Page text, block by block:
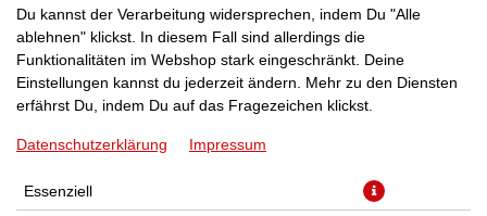
Du kannst der Verarbeitung widersprechen, indem Du "Alle
ablehnen" klickst. In diesem Fall sind allerdings die
Funktionalitäten im Webshop stark eingeschränkt. Deine
Einstellungen kannst du jederzeit ändern. Mehr zu den Diensten
erfährst Du, indem Du auf das Fragezeichen klickst.
Datenschutzerklärung Impressum
Essenziell